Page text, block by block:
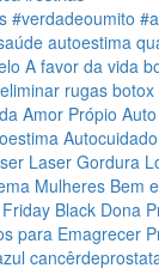
#verdadeoumito
autoestima
A favor da vida
eliminar rugas botox
Amor Própio
Autocuidado
Laser Gordura
Mulheres Bem
Black Dona
para Emagrecer